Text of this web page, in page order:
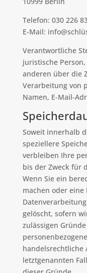
Telefon: 030 226
E-Mail:
Verantwortliche
juristische
anderen über die
Verarbeitung von
Namen, E-Mail-
Soweit innerhalb
speziellere
verbleiben Ihre
bis der Zweck für
Wenn Sie ein
machen oder
gelöscht, sofern
zulässigen
handelsrechtliche
letztgenannten